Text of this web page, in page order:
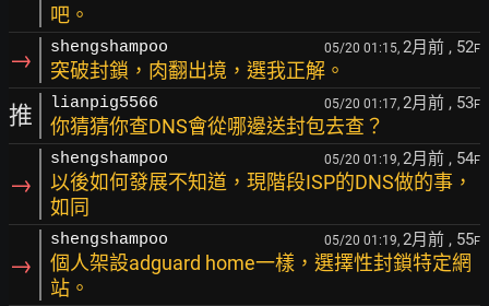
吧。
→ shengshampoo 05/20 01:15, 2月前 , 52F
突破封鎖，肉翻出境，選我正解。
推 lianpig5566 05/20 01:17, 2月前 , 53F
你猜猜你查DNS會從哪邊送封包去查？
→
shengshampoo 05/20 01:19, 2月前 , 54F
以後如何發展不知道，現階段ISP的DNS做的事，
如同
→
shengshampoo 05/20 01:19, 2月前 , 55F
個人架設adguard home一樣，選擇性封鎖特定網
站。